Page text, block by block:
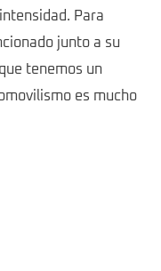
Para
junto a su
tenemos un
es mucho